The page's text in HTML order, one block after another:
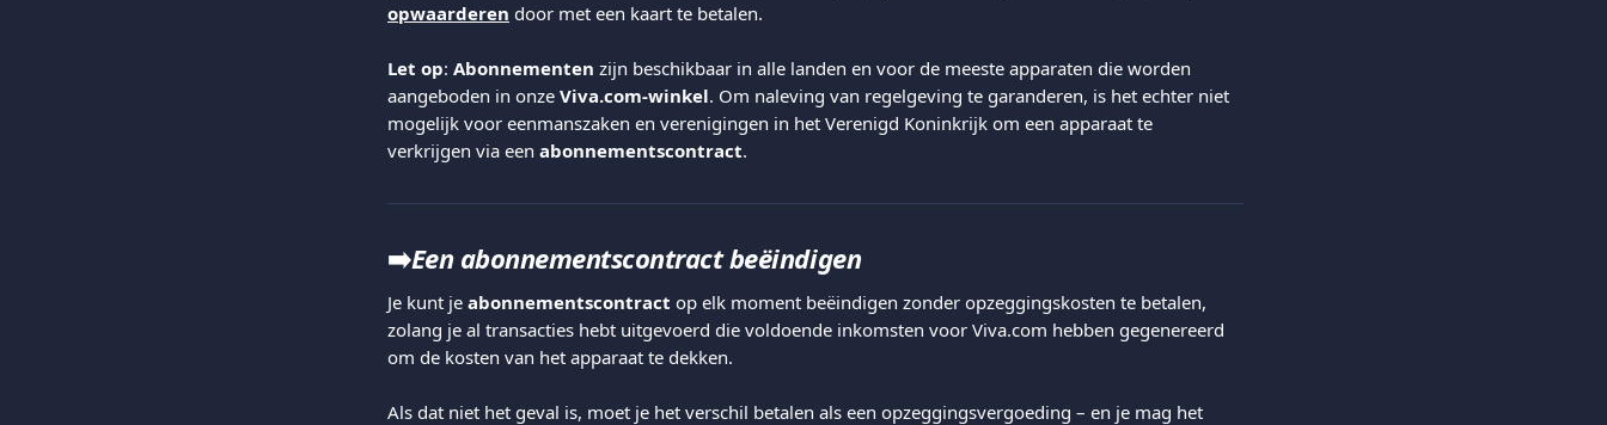
opwaarderen door met een kaart te betalen.
Let op: Abonnementen zijn beschikbaar in alle landen en voor de meeste apparaten die worden
aangeboden in onze Viva.com-winkel. Om naleving van regelgeving te garanderen, is het echter niet
mogelijk voor eenmanszaken en verenigingen in het Verenigd Koninkrijk om een apparaat te
verkrijgen via een abonnementscontract.
➡️Een abonnementscontract beëindigen
Je kunt je abonnementscontract op elk moment beëindigen zonder opzeggingskosten te betalen,
zolang je al transacties hebt uitgevoerd die voldoende inkomsten voor Viva.com hebben gegenereerd
om de kosten van het apparaat te dekken.
Als dat niet het geval is, moet je het verschil betalen als een opzeggingsvergoeding – en je mag het